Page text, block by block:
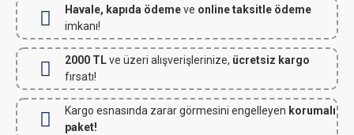
Havale, kapıda ödemeve online taksitle ödeme
imkanı!
2000 TLve üzeri alışverişlerinize, ücretsiz kargo
fırsatı!
Kargo esnasında zarar görmesini engelleyen korumalı
paket!